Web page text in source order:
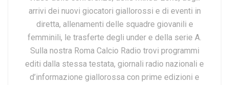
arrivi dei nuovi giocatori giallorossi e di eventi in
diretta, allenamenti delle squadre giovanili e
femminili, le trasferte degli under e della serie A.
Sulla nostra Roma Calcio Radio trovi programmi
editi dalla stessa testata, giornali radio nazionali e
d’informazione giallorossa con prime edizioni e